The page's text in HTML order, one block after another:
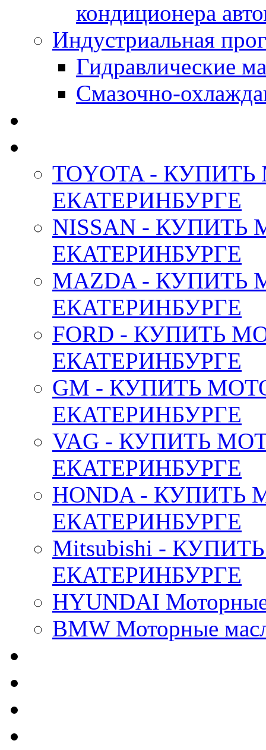
кондиционера
Индустриальная
Гидравлические
Смазочно-
TOYOTA -
ЕКАТЕРИНБУРГЕ
NISSAN -
ЕКАТЕРИНБУРГЕ
MAZDA -
ЕКАТЕРИНБУРГЕ
FORD - КУПИТЬ
ЕКАТЕРИНБУРГЕ
GM - КУПИТЬ
ЕКАТЕРИНБУРГЕ
VAG - КУПИТЬ
ЕКАТЕРИНБУРГЕ
HONDA -
ЕКАТЕРИНБУРГЕ
Mitsubishi -
ЕКАТЕРИНБУРГЕ
HYUNDAI
BMW Моторные